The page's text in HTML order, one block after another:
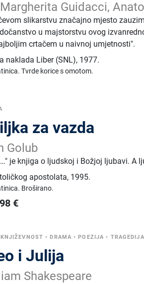
Guidacci,
slikarstvu značajno mjesto
u majstorstvu ovog
crtačem u naivnoj umjetnosti".
naklada Liber (SNL), 1977.
Tvrde korice s omotom.
za vazda
Golub
je knjiga o ljudskoj i Božjoj ljubavi. A
apostolata, 1995.
Broširano.
€
• DRAMA • POEZIJA • TRAGEDIJA
i Julija
Shakespeare